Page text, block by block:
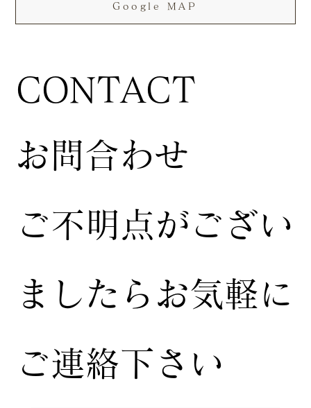
お問合わせ
ご不明点がござい
ましたらお気軽に
ご連絡下さい
Google MAP
CONTACT